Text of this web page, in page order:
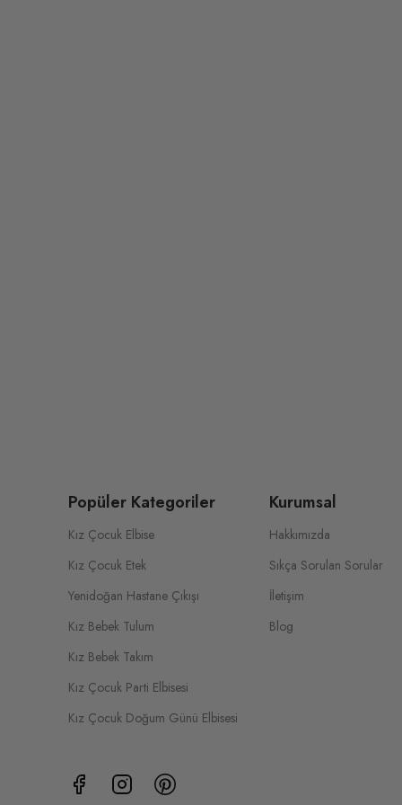
Popüler Kategoriler
Kız Çocuk Elbise
Kız Çocuk Etek
Yenidoğan Hastane Çıkışı
Kız Bebek Tulum
Kız Bebek Takım
Kız Çocuk Parti Elbisesi
Kız Çocuk Doğum Günü Elbisesi
Kurumsal
Hakkımızda
Sıkça Sorulan Sorular
İletişim
Blog